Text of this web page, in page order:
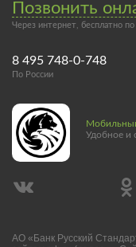
Позвонить
Через интернет, бесплатно
8 495 748-0-748
По России
Удобное и
АО «Банк Русский